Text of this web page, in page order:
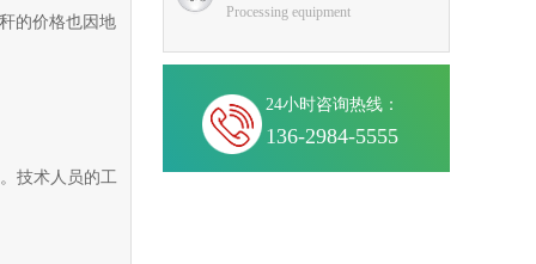
的价格也因地
技术人员的工
Processing equipment
24小时咨询热线：
136-2984-5555